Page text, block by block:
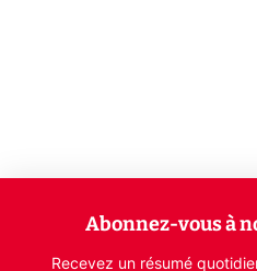
Abonnez-vous à
Recevez un résumé